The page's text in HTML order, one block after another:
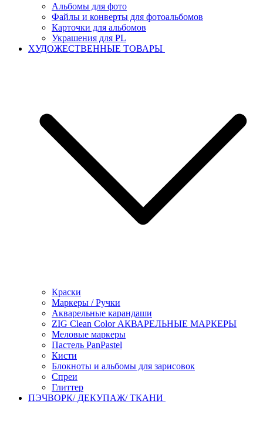
Альбомы для фото
Файлы и конверты для фотоальбомов
Карточки для альбомов
Украшения для PL
ХУДОЖЕСТВЕННЫЕ ТОВАРЫ
Краски
Маркеры / Ручки
Акварельные карандаши
ZIG Clean Color АКВАРЕЛЬНЫЕ МАРКЕРЫ
Меловые маркеры
Пастель PanPastel
Кисти
Блокноты и альбомы для зарисовок
Спреи
Глиттер
ПЭЧВОРК/ ДЕКУПАЖ/ ТКАНИ